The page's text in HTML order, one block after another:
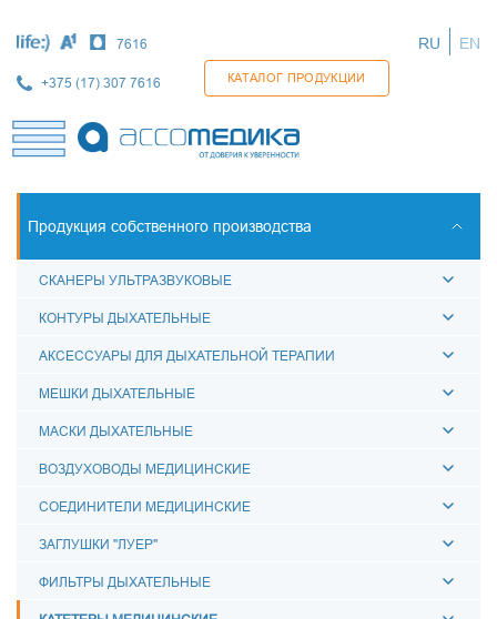
основному
содержанию
7616
+375 (17) 307 7616 КАТАЛОГ ПРОДУКЦИИ
RU EN
Продукция собственного производства
СКАНЕРЫ УЛЬТРАЗВУКОВЫЕ
КОНТУРЫ ДЫХАТЕЛЬНЫЕ
АКСЕССУАРЫ ДЛЯ ДЫХАТЕЛЬНОЙ ТЕРАПИИ
МЕШКИ ДЫХАТЕЛЬНЫЕ
МАСКИ ДЫХАТЕЛЬНЫЕ
ВОЗДУХОВОДЫ МЕДИЦИНСКИЕ
СОЕДИНИТЕЛИ МЕДИЦИНСКИЕ
ЗАГЛУШКИ "ЛУЕР"
ФИЛЬТРЫ ДЫХАТЕЛЬНЫЕ